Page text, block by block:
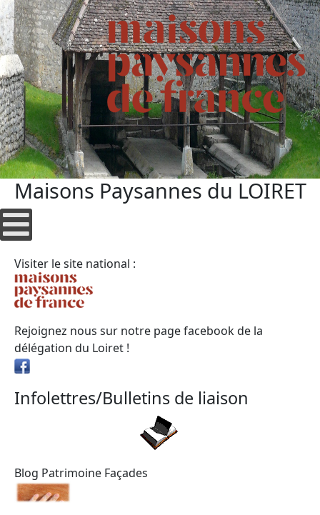
Maisons Paysannes du LOIRET
Visiter le site national :
Rejoignez nous sur notre page facebook de la
délégation du Loiret !
Infolettres/Bulletins de liaison
Blog Patrimoine Façades